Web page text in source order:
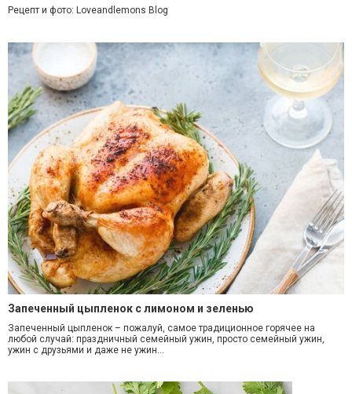
Рецепт и фото: Loveandlemons Blog
Запеченный цыпленок с лимоном и зеленью
Запеченный цыпленок – пожалуй, самое традиционное горячее на
любой случай: праздничный семейный ужин, просто семейный ужин,
ужин с друзьями и даже не ужин…